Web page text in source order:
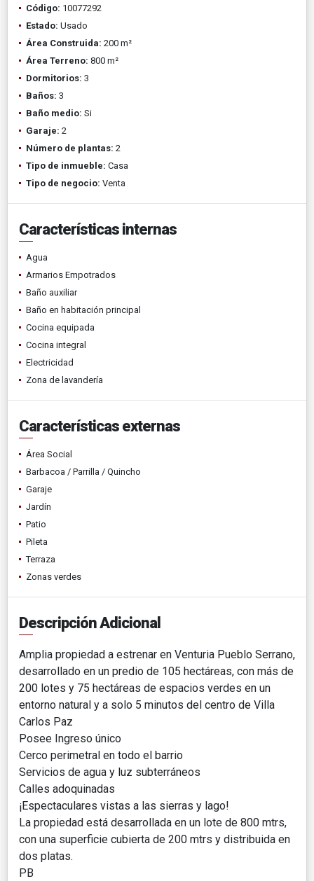
Código: 10077292
Estado: Usado
Área Construida: 200 m²
Área Terreno: 800 m²
Dormitorios: 3
Baños: 3
Baño medio: Si
Garaje: 2
Número de plantas: 2
Tipo de inmueble: Casa
Tipo de negocio: Venta
Características internas
Agua
Armarios Empotrados
Baño auxiliar
Baño en habitación principal
Cocina equipada
Cocina integral
Electricidad
Zona de lavandería
Características externas
Área Social
Barbacoa / Parrilla / Quincho
Garaje
Jardín
Patio
Pileta
Terraza
Zonas verdes
Descripción Adicional
Amplia propiedad a estrenar en Venturia Pueblo Serrano,
desarrollado en un predio de 105 hectáreas, con más de
200 lotes y 75 hectáreas de espacios verdes en un
entorno natural y a solo 5 minutos del centro de Villa
Carlos Paz
Posee Ingreso único
Cerco perimetral en todo el barrio
Servicios de agua y luz subterráneos
Calles adoquinadas
¡Espectaculares vistas a las sierras y lago!
La propiedad está desarrollada en un lote de 800 mtrs,
con una superficie cubierta de 200 mtrs y distribuida en
dos platas.
PB